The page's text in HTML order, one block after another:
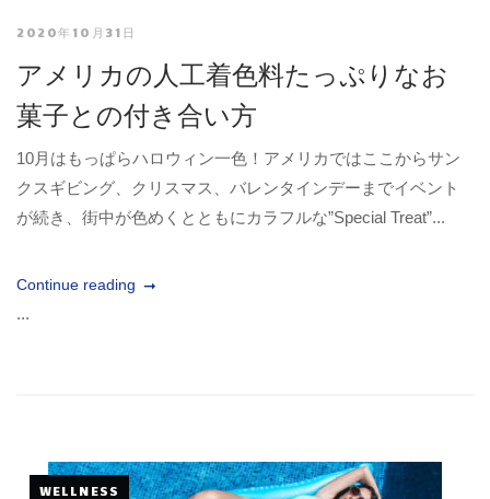
2020年10月31日
アメリカの人工着色料たっぷりなお
菓子との付き合い方
10月はもっぱらハロウィン一色！アメリカではここからサン
クスギビング、クリスマス、バレンタインデーまでイベント
が続き、街中が色めくとともにカラフルな”Special Treat”...
Continue reading
...
WELLNESS